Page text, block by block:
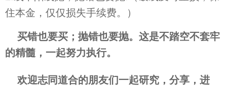
住本金，仅仅损失手续费。）
买错也要买；抛错也要抛。这是不踏空不套牢
的精髓，一起努力执行。
欢迎志同道合的朋友们一起研究，分享，进